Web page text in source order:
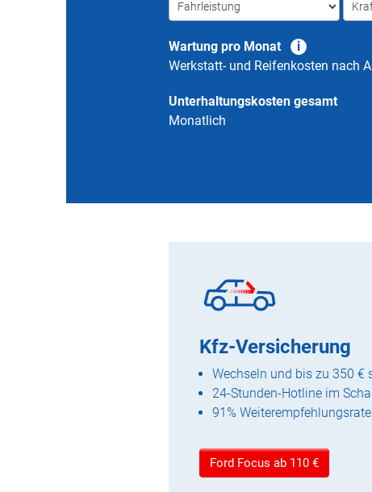
Wartung pro Monat
Werkstatt- und Reifenkosten nach
Unterhaltungskosten gesamt
Monatlich
Kfz-Versicherung
Wechseln und bis zu 350 €
24-Stunden-Hotline im
91% Weiterempfehlungsrate
Ford Focus ab 110 €